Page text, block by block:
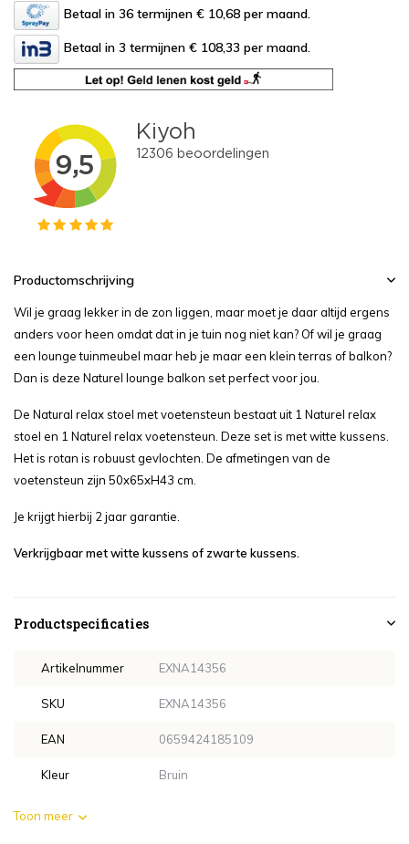
Betaal in 36 termijnen € 10,68 per maand.
Betaal in 3 termijnen € 108,33 per maand.
Productomschrijving
Wil je graag lekker in de zon liggen, maar moet je daar altijd ergens
anders voor heen omdat dat in je tuin nog niet kan? Of wil je graag
een lounge tuinmeubel maar heb je maar een klein terras of balkon?
Dan is deze Naturel lounge balkon set perfect voor jou.
De Natural relax stoel met voetensteun bestaat uit 1 Naturel relax
stoel en 1 Naturel relax voetensteun. Deze set is met witte kussens.
Het is rotan is robuust gevlochten. De afmetingen van de
voetensteun zijn 50x65xH43 cm.
Je krijgt hierbij 2 jaar garantie.
Verkrijgbaar met witte kussens of zwarte kussens.
Productspecificaties
Artikelnummer EXNA14356
SKU EXNA14356
EAN 0659424185109
Kleur Bruin
Toon meer